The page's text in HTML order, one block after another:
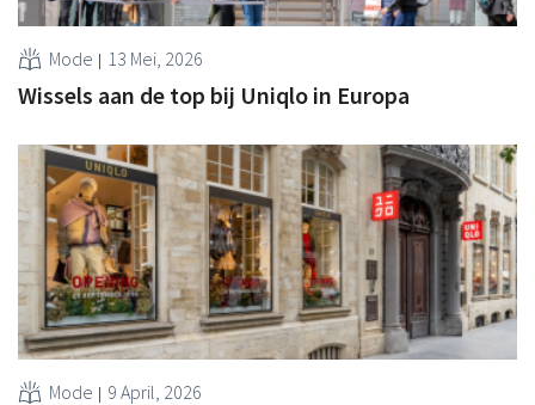
Mode 13 Mei, 2026
Wissels aan de top bij Uniqlo in Europa
Mode 9 April, 2026